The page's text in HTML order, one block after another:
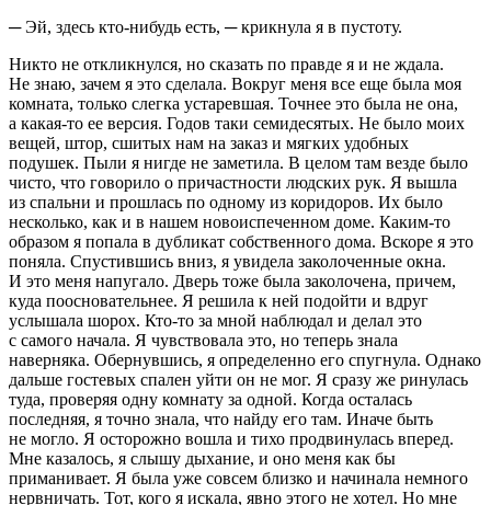
─ Эй, здесь кто-нибудь есть, ─ крикнула я в пустоту.
Никто не откликнулся, но сказать по правде я и не ждала.
Не знаю, зачем я это сделала. Вокруг меня все еще была моя
комната, только слегка устаревшая. Точнее это была не она,
а какая-то ее версия. Годов таки семидесятых. Не было моих
вещей, штор, сшитых нам на заказ и мягких удобных
подушек. Пыли я нигде не заметила. В целом там везде было
чисто, что говорило о причастности людских рук. Я вышла
из спальни и прошлась по одному из коридоров. Их было
несколько, как и в нашем новоиспеченном доме. Каким-то
образом я попала в дубликат собственного дома. Вскоре я это
поняла. Спустившись вниз, я увидела заколоченные окна.
И это меня напугало. Дверь тоже была заколочена, причем,
куда поосновательнее. Я решила к ней подойти и вдруг
услышала шорох. Кто-то за мной наблюдал и делал это
с самого начала. Я чувствовала это, но теперь знала
наверняка. Обернувшись, я определенно его спугнула. Однако
дальше гостевых спален уйти он не мог. Я сразу же ринулась
туда, проверяя одну комнату за одной. Когда осталась
последняя, я точно знала, что найду его там. Иначе быть
не могло. Я осторожно вошла и тихо продвинулась вперед.
Мне казалось, я слышу дыхание, и оно меня как бы
приманивает. Я была уже совсем близко и начинала немного
нервничать. Тот, кого я искала, явно этого не хотел. Но мне